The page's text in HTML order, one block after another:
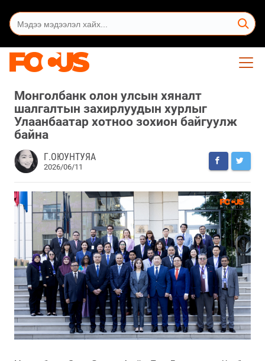
Монголбанк олон улсын хяналт
шалгалтын захирлуудын хурлыг
Улаанбаатар хотноо зохион байгуулж
байна
Г.ОЮУНТУЯА
2026/06/11